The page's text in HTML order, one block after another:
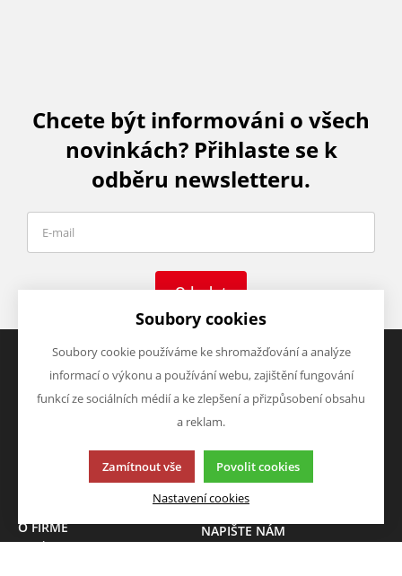
Chcete být informováni o všech
novinkách? Přihlaste se k
odběru newsletteru.
Odeslat
VŠE O NÁKUPU
Vrácení zboží
Zásady zpracování osobních
VÝHODY A SLEVY
Zboží v akci
Zboží výprodej
O FIRMĚ
O nás
NAPIŠTE NÁM
Soubory cookies
Soubory cookie používáme ke shromažďování a analýze
informací o výkonu a používání webu, zajištění fungování
funkcí ze sociálních médií a ke zlepšení a přizpůsobení obsahu
a reklam.
Zamítnout vše Povolit cookies
Nastavení cookies